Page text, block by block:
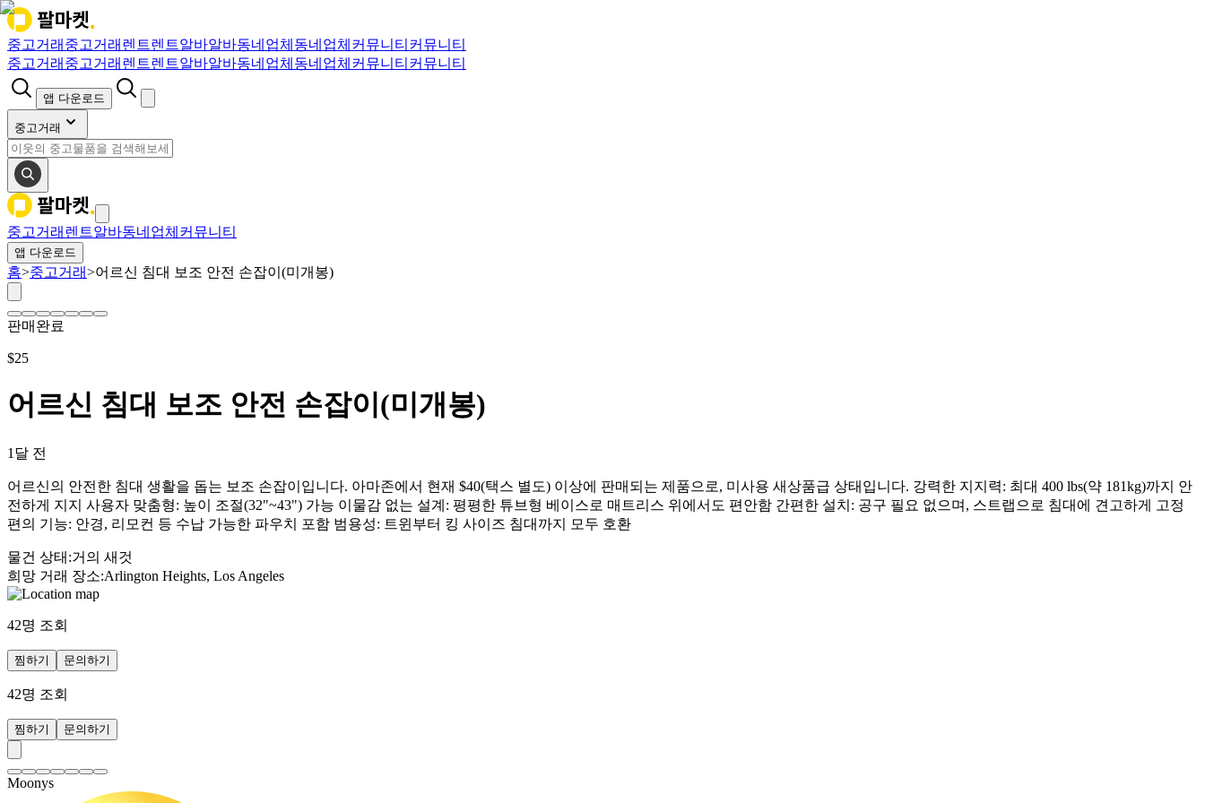
중고거래 중고거래 렌트렌트알바알바동네업체 동네업체 커뮤니티 커뮤니티
중고거래 중고거래 렌트렌트알바알바동네업체 동네업체 커뮤니티 커뮤니티
앱 다운로드
중고거래
중고거래 렌트알바동네업체 커뮤니티
앱 다운로드
홈>중고거래>어르신 침대 보조 안전 손잡이(미개봉)
판매완료
$25
어르신 침대 보조 안전 손잡이(미개봉)
1달 전
어르신의 안전한 침대 생활을 돕는 보조 손잡이입니다. 아마존에서 현재 $40(택스 별도) 이상에 판매되는 제품으로, 미사용 새상품급 상태입니다. 강력한 지지력: 최대 400 lbs(약 181kg)까지 안
전하게 지지 사용자 맞춤형: 높이 조절(32"~43") 가능 이물감 없는 설계: 평평한 튜브형 베이스로 매트리스 위에서도 편안함 간편한 설치: 공구 필요 없으며, 스트랩으로 침대에 견고하게 고정
편의 기능: 안경, 리모컨 등 수납 가능한 파우치 포함 범용성: 트윈부터 킹 사이즈 침대까지 모두 호환
물건 상태 :거의 새것
희망 거래 장소:Arlington Heights, Los Angeles
42명 조회
찜하기 문의하기
42명 조회
찜하기 문의하기
Moonys